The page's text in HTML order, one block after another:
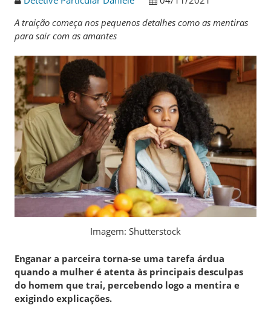
A traição começa nos pequenos detalhes como as mentiras
para sair com as amantes
Imagem: Shutterstock
Enganar a parceira torna-se uma tarefa árdua
quando a mulher é atenta às principais desculpas
do homem que trai, percebendo logo a mentira e
exigindo explicações.